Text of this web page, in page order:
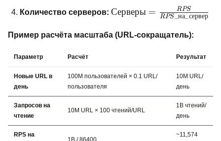
Количество серверов: Серверы =
{RPS\_на\_сервер}
Серверы = RPS _на сервер
RPS
Пример расчёта масштаба (URL-сокращатель):
Параметр Расчёт Результат
Новые URL в
день
100M пользователей × 0.1 URL/
пользователя
10M URL/
день
Запросов на
чтение
10M URL × 100 чтений/URL
1B чтений/
день
RPS на
1B / 86400
~11,574